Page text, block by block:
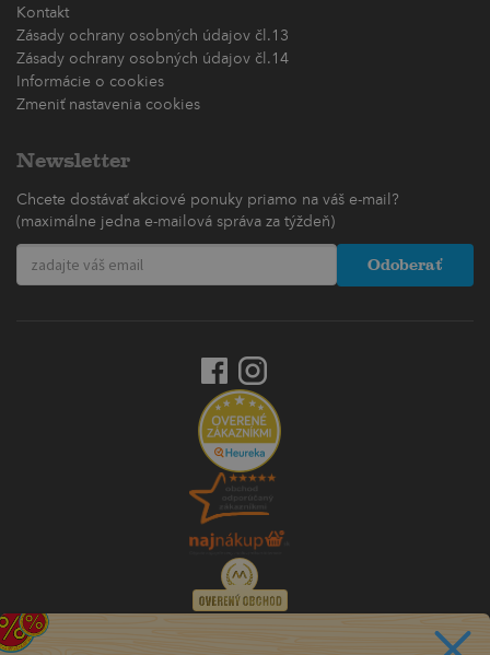
Kontakt
Zásady ochrany osobných údajov čl.13
Zásady ochrany osobných údajov čl.14
Informácie o cookies
Zmeniť nastavenia cookies
Newsletter
Chcete dostávať akciové ponuky priamo na váš e-mail?
(maximálne jedna e-mailová správa za týždeň)
Odoberať